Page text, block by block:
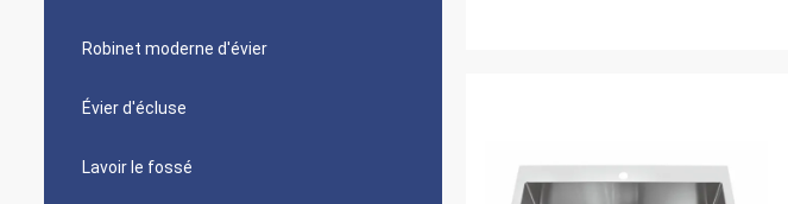
Robinet moderne d'évier
Évier d'écluse
Lavoir le fossé